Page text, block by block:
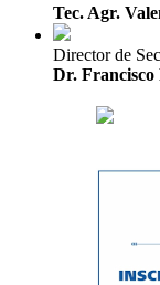
Tec. Agr.
Director de
Dr. Francisco